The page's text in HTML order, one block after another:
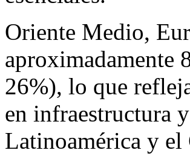
Oriente Medio,
aproximadamente
26%), lo que
en infraestructura
Latinoamérica y el